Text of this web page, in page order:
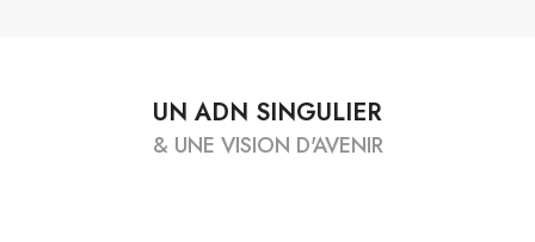
UN ADN SINGULIER
& UNE VISION D'AVENIR